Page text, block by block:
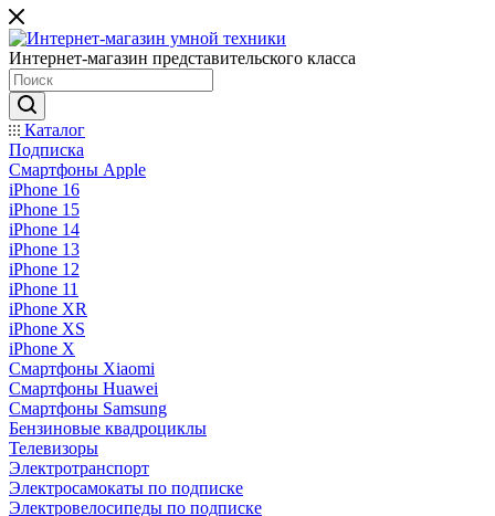
Интернет-магазин представительского класса
Каталог
Подписка
Смартфоны Apple
iPhone 16
iPhone 15
iPhone 14
iPhone 13
iPhone 12
iPhone 11
iPhone XR
iPhone XS
iPhone X
Смартфоны Xiaomi
Смартфоны Huawei
Смартфоны Samsung
Бензиновые квадроциклы
Телевизоры
Электротранспорт
Электросамокаты по подписке
Электровелосипеды по подписке